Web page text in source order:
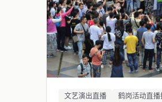
文艺演出直播 鹤岗活动直